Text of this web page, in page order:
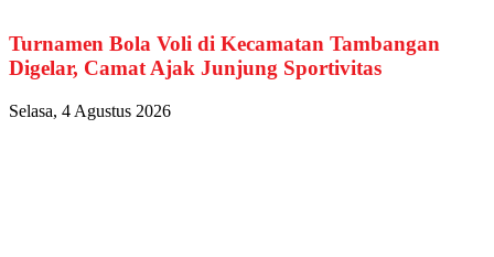
Turnamen Bola Voli di Kecamatan Tambangan
Digelar, Camat Ajak Junjung Sportivitas
Selasa, 4 Agustus 2026